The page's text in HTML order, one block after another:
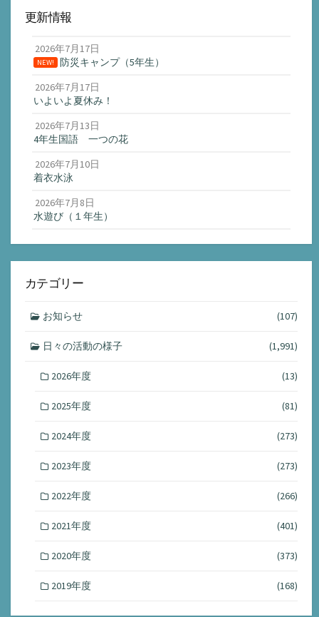
更新情報
2026年7月17日
NEW!
防災キャンプ（5年生）
2026年7月17日
いよいよ夏休み！
2026年7月13日
4年生国語 一つの花
2026年7月10日
着衣水泳
2026年7月8日
水遊び（１年生）
カテゴリー
お知らせ (107)
日々の活動の様子 (1,991)
2026年度 (13)
2025年度 (81)
2024年度 (273)
2023年度 (273)
2022年度 (266)
2021年度 (401)
2020年度 (373)
2019年度 (168)